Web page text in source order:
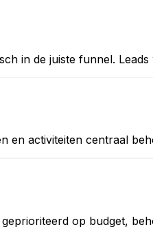
in de juiste funnel.
en activiteiten centraal
op budget,